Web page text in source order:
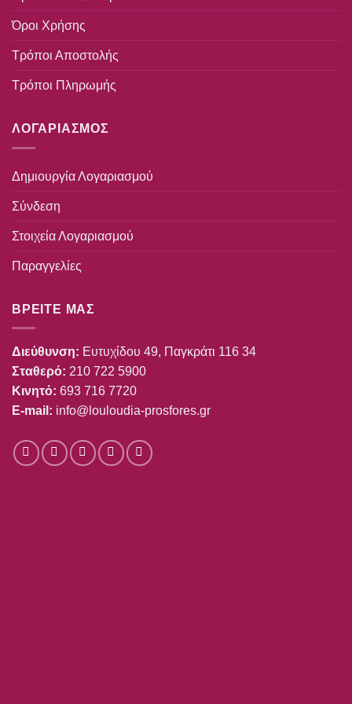
Όροι Χρήσης
Τρόποι Αποστολής
Τρόποι Πληρωμής
ΛΟΓΑΡΙΑΣΜΟΣ
Δημιουργία Λογαριασμού
Σύνδεση
Στοιχεία Λογαριασμού
Παραγγελίες
ΒΡΕΙΤΕ ΜΑΣ
Διεύθυνση: Ευτυχίδου 49, Παγκράτι 116 34
Σταθερό: 210 722 5900
Κινητό: 693 716 7720
E-mail: info@louloudia-prosfores.gr